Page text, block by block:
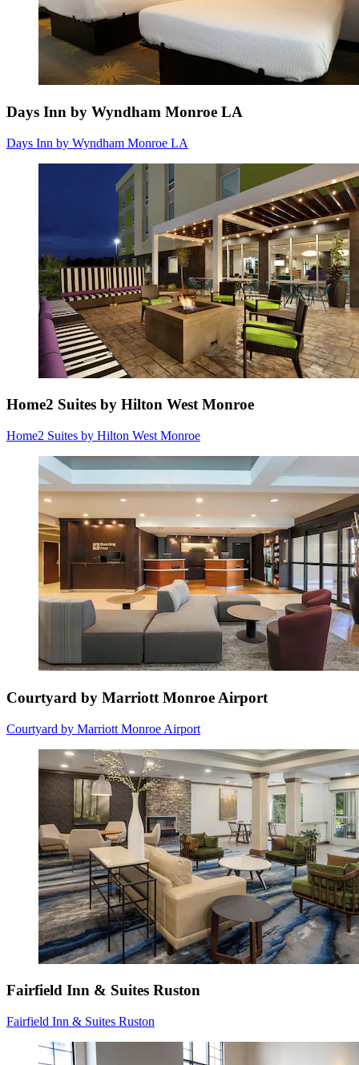
Days Inn by Wyndham Monroe LA
Days Inn by Wyndham Monroe LA
Home2 Suites by Hilton West Monroe
Home2 Suites by Hilton West Monroe
Courtyard by Marriott Monroe Airport
Courtyard by Marriott Monroe Airport
Fairfield Inn & Suites Ruston
Fairfield Inn & Suites Ruston